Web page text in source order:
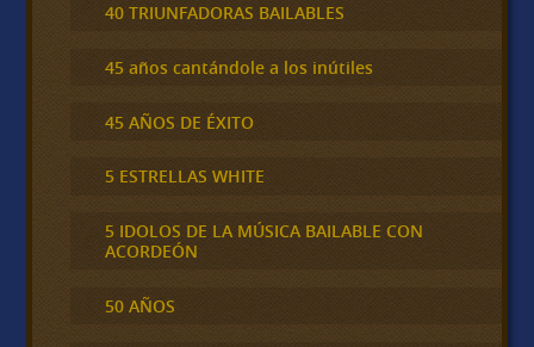
40 TRIUNFADORAS BAILABLES
45 años cantándole a los inútiles
45 AÑOS DE ÉXITO
5 ESTRELLAS WHITE
5 IDOLOS DE LA MÚSICA BAILABLE CON
ACORDEÓN
50 AÑOS